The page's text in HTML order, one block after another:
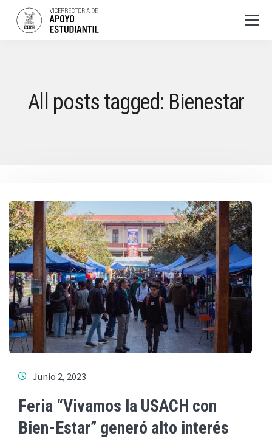
All posts tagged: Bienestar
Junio 2, 2023
Feria “Vivamos la USACH con
Bien-Estar” generó alto interés